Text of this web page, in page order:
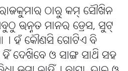
ଠାରୁ କମ୍ ସୌଖିନ
ଉନ୍ନତ ମାନର ଡ୍ରେସ, ସୁଟ୍
ହଁ କୌଣସି ଗୋଟିଏ ବି
ଦେଖିବେ ଓ ସାଙ୍ଗ ସାଥି ସହ